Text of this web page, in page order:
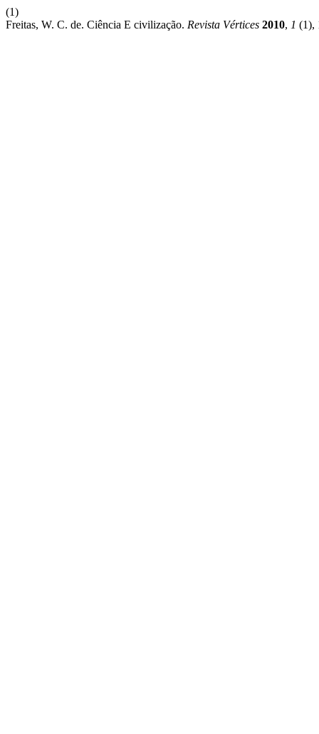
(1)
Freitas, W. C. de. Ciência E civilização. Revista Vértices 2010, 1 (1),